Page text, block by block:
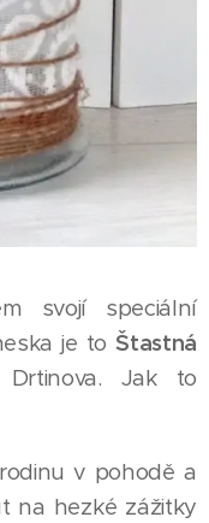
svojí speciální
je toŠtastná
Jak to
v pohodě a
na hezké zážitky